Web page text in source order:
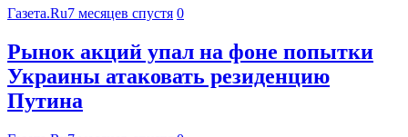
Газета.Ru7 месяцев спустя 0
Рынок акций упал на фоне попытки
Украины атаковать резиденцию
Путина